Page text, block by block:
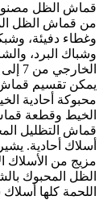
قماش الظل مصنوع
من قماش الظل
وغطاء دفيئة،
وشباك البرد،
الخارجي من 7 إلى 10 سنوات.
يمكن تقسيم
محبوكة أحادية
الخيط وقطعة
قماش التظليل
أسلاك أحادية.
مزيج من الأسلاك
الظل المحبوك
اللحمة كلها